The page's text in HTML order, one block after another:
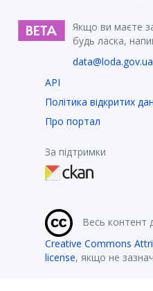
Якщо ви маєте
будь ласка,
data@loda.gov.ua
API
Політика відкритих
Про портал
За підтримки
Весь контент
Creative Commons
license, якщо не